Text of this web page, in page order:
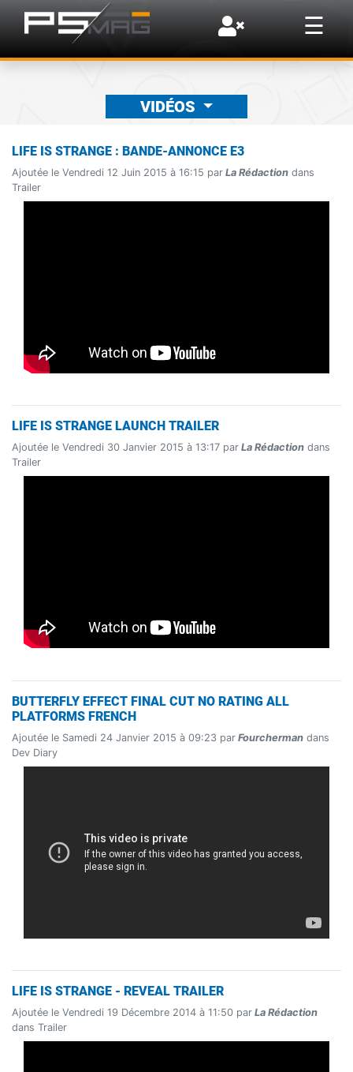
☰
×
VIDÉOS
LIFE IS STRANGE : BANDE-ANNONCE E3
Ajoutée le Vendredi 12 Juin 2015 à 16:15 par La Rédaction dans
Trailer
LIFE IS STRANGE LAUNCH TRAILER
Ajoutée le Vendredi 30 Janvier 2015 à 13:17 par La Rédaction dans
Trailer
BUTTERFLY EFFECT FINAL CUT NO RATING ALL
PLATFORMS FRENCH
Ajoutée le Samedi 24 Janvier 2015 à 09:23 par Fourcherman dans
Dev Diary
LIFE IS STRANGE - REVEAL TRAILER
Ajoutée le Vendredi 19 Décembre 2014 à 11:50 par La Rédaction
dans Trailer